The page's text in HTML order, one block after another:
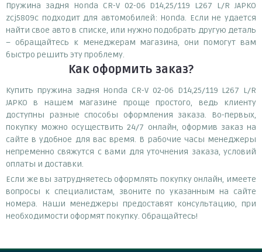
Пружина задня Honda CR-V 02-06 D14,25/119 L267 L/R JAPKO
zcj5809c подходит для автомобилей: Honda. Если не удается
найти свое авто в списке, или нужно подобрать другую деталь
– обращайтесь к менеджерам магазина, они помогут вам
быстро решить эту проблему.
Как оформить заказ?
Купить пружина задня Honda CR-V 02-06 D14,25/119 L267 L/R
JAPKO в нашем магазине проще простого, ведь клиенту
доступны разные способы оформления заказа. Во-первых,
покупку можно осуществить 24/7 онлайн, оформив заказ на
сайте в удобное для вас время. В рабочие часы менеджеры
непременно свяжутся с вами для уточнения заказа, условий
оплаты и доставки.
Если же вы затрудняетесь оформлять покупку онлайн, имеете
вопросы к специалистам, звоните по указанным на сайте
номера. Наши менеджеры предоставят консультацию, при
необходимости оформят покупку. Обращайтесь!